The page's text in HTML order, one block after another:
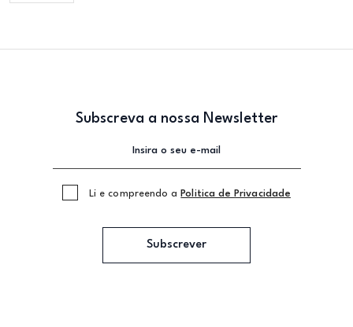
Subscreva a nossa Newsletter
Li e compreendo a Politica de Privacidade
Subscrever